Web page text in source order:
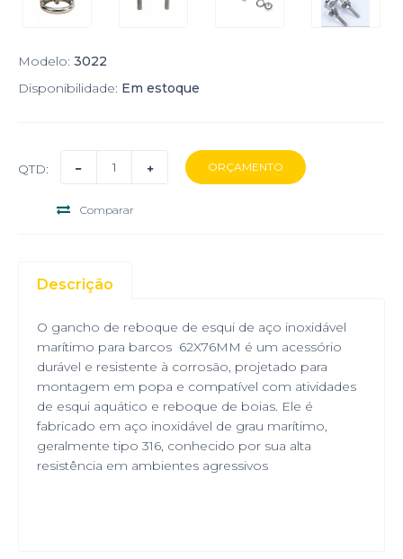
Modelo: 3022
Disponibilidade: Em estoque
QTD:
Comparar
Descrição
O gancho de reboque de esqui de aço inoxidável
marítimo para barcos 62X76MM é um acessório
durável e resistente à corrosão, projetado para
montagem em popa e compatível com atividades
de esqui aquático e reboque de boias. Ele é
fabricado em aço inoxidável de grau marítimo,
geralmente tipo 316, conhecido por sua alta
resistência em ambientes agressivos